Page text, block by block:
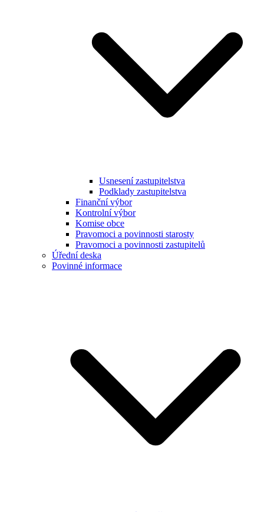
Usnesení zastupitelstva
Podklady zastupitelstva
Finanční výbor
Kontrolní výbor
Komise obce
Pravomoci a povinnosti starosty
Pravomoci a povinnosti zastupitelů
Úřední deska
Povinné informace